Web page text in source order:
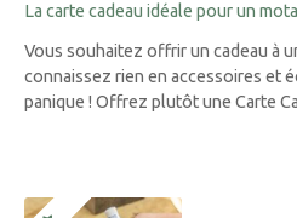
La carte cadeau idéale pour un
Vous souhaitez offrir un cadeau à
connaissez rien en accessoires et
panique ! Offrez plutôt une Carte